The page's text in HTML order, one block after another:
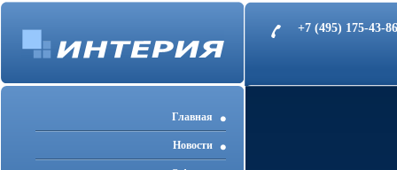
+7 (495) 175-43-
Главная
Новости